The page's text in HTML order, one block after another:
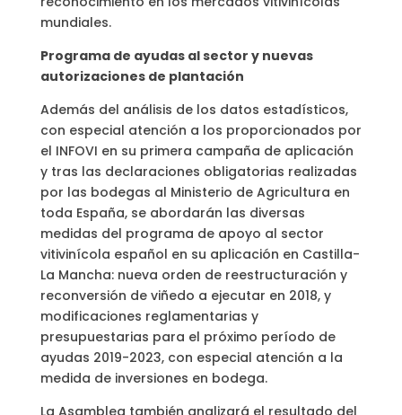
mundiales.
Programa de ayudas al sector y nuevas
autorizaciones de plantación
Además del análisis de los datos estadísticos,
con especial atención a los proporcionados por
el INFOVI en su primera campaña de aplicación
y tras las declaraciones obligatorias realizadas
por las bodegas al Ministerio de Agricultura en
toda España, se abordarán las diversas
medidas del programa de apoyo al sector
vitivinícola español en su aplicación en Castilla-
La Mancha: nueva orden de reestructuración y
reconversión de viñedo a ejecutar en 2018, y
modificaciones reglamentarias y
presupuestarias para el próximo período de
ayudas 2019-2023, con especial atención a la
medida de inversiones en bodega.